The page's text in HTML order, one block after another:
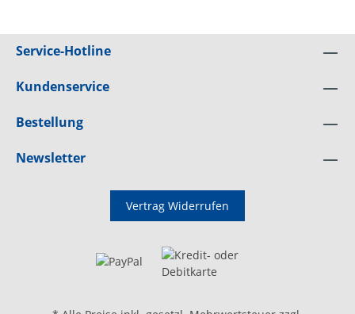
Service-Hotline
Kundenservice
Bestellung
Newsletter
Vertrag Widerrufen